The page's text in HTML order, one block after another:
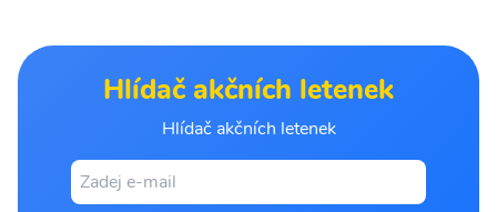
Hlídač akčních letenek
Hlídač akčních letenek